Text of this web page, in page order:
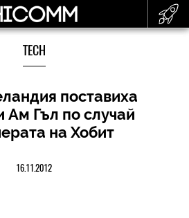
TECH
поставиха
Ам Гъл по случай
на Хобит
16.11.2012